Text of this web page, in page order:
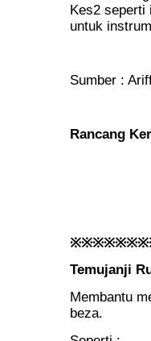
Kes2 seperti
untuk
Sumber :
Rancang
Temujanji
Membantu
beza.